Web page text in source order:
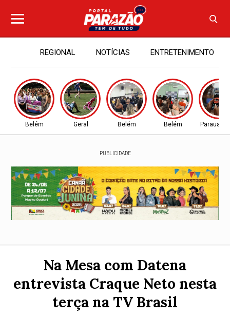
REGIONAL NOTÍCIAS ENTRETENIMENTO
Belém Geral Belém Belém
PUBLICIDADE
Na Mesa com Datena
entrevista Craque Neto nesta
terça na TV Brasil